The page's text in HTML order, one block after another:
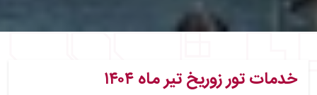
خدمات تور زوریخ تیر ماه ۱۴۰۴